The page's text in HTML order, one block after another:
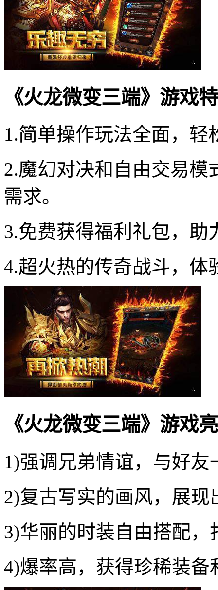
《火龙微变三端》游戏
1.简单操作玩法全面，轻
2.魔幻对决和自由交易
需求。
3.免费获得福利礼包，助
4.超火热的传奇战斗，体
《火龙微变三端》游戏
1)强调兄弟情谊，与好
2)复古写实的画风，展
3)华丽的时装自由搭配
4)爆率高，获得珍稀装